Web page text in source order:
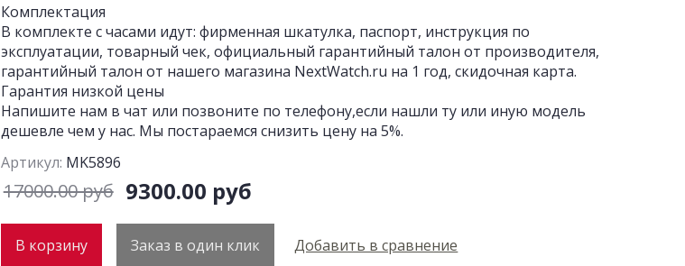
Комплектация
В комплекте с часами идут: фирменная шкатулка, паспорт, инструкция по
эксплуатации, товарный чек, официальный гарантийный талон от производителя,
гарантийный талон от нашего магазина NextWatch.ru на 1 год, скидочная карта.
Гарантия низкой цены
Напишите нам в чат или позвоните по телефону,если нашли ту или иную модель
дешевле чем у нас. Мы постараемся снизить цену на 5%.
Артикул: MK5896
17000.00 руб 9300.00 руб
В корзину Заказ в один клик Добавить в сравнение